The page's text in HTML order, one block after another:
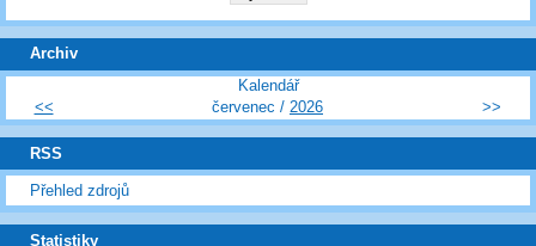
Archiv
Kalendář
<<
červenec / 2026 >>
RSS
Přehled zdrojů
Statistiky